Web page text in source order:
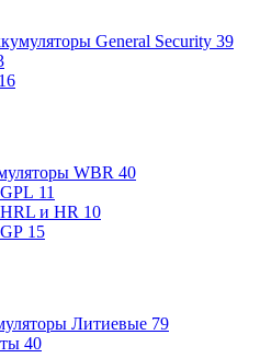
General Security 39
16
WBR 40
11
и HR 10
15
Литиевые 79
40